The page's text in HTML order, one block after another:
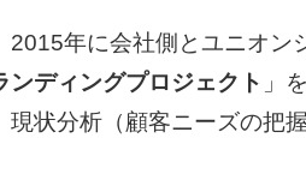
2015年に会社側とユニオ
ンディングプロジェクト 」
現状分析（顧客ニーズの把